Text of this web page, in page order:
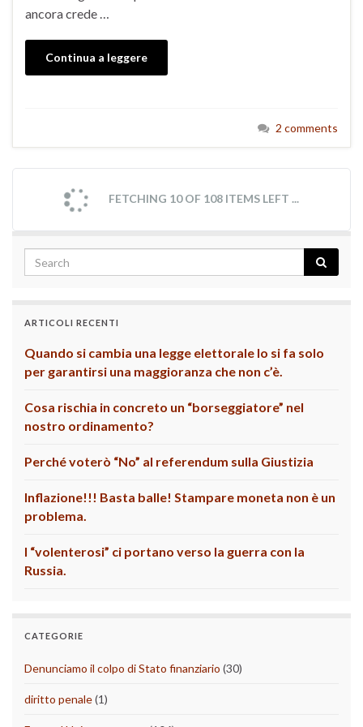
ancora crede …
Continua a leggere
2 comments
FETCHING 10 OF 108 ITEMS LEFT ...
ARTICOLI RECENTI
Quando si cambia una legge elettorale lo si fa solo
per garantirsi una maggioranza che non c’è.
Cosa rischia in concreto un “borseggiatore” nel
nostro ordinamento?
Perché voterò “No” al referendum sulla Giustizia
Inflazione!!! Basta balle! Stampare moneta non è un
problema.
I “volenterosi” ci portano verso la guerra con la
Russia.
CATEGORIE
Denunciamo il colpo di Stato finanziario (30)
diritto penale(1)